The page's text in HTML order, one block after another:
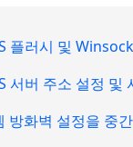
플러시 및
서버 주소 설정 및
방화벽 설정을 중